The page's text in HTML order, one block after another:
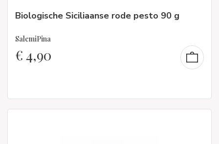
Biologische Siciliaanse rode pesto 90 g
SalemiPina
€4,90